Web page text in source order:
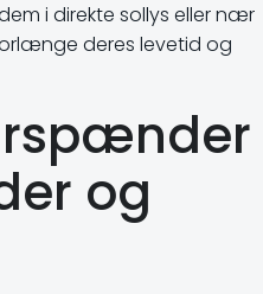
i direkte sollys eller nær
deres levetid og
og